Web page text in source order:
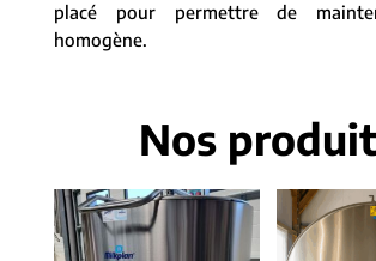
placé pour permettre de
homogène.
Nos